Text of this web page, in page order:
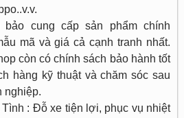
bảo cung cấp sản phẩm chính
mã và giá cả cạnh tranh nhất.
còn có chính sách bảo hành tốt
hàng kỹ thuật và chăm sóc sau
nghiệp.
: Đỗ xe tiện lợi, phục vụ nhiệt